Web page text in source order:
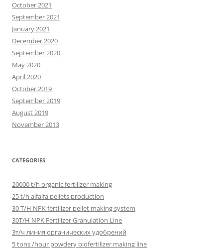
October 2021
September 2021
January 2021
December 2020
September 2020
May 2020
April 2020
October 2019
September 2019
August 2019
November 2013
CATEGORIES
20000 t/h organic fertilizer making
25 t/h alfalfa pellets production
30 T/H NPK fertilizer pellet making system
30T/H NPK Fertilizer Granulation Line
3т/ч линия органических удобрений
5 tons /hour powdery biofertilizer making line